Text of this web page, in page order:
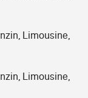
Limousine,
Limousine,